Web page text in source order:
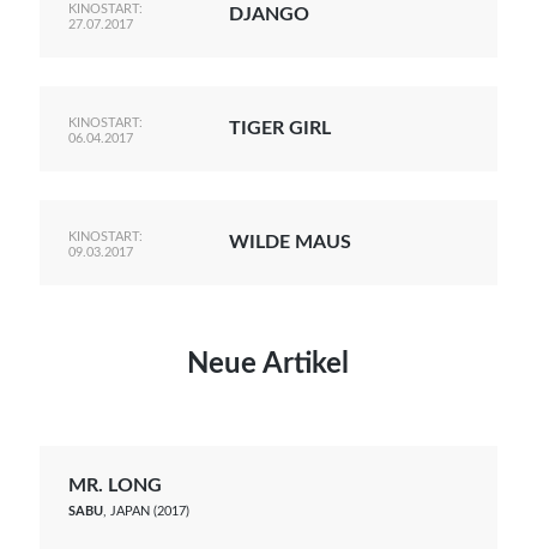
KINOSTART:
27.07.2017
DJANGO
KINOSTART:
06.04.2017
TIGER GIRL
KINOSTART:
09.03.2017
WILDE MAUS
Neue Artikel
MR. LONG
SABU, JAPAN (2017)